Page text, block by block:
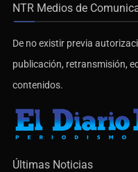
NTR Medios de
De no existir previa
publicación, retransmisión,
contenidos.
Últimas Noticias